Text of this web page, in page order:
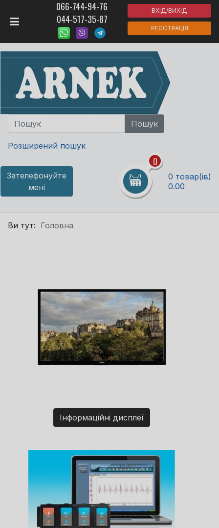
066-744-94-76
044-517-35-87
ВХІД/ВИХІД
РЕЄСТРАЦІЯ
Розширений пошук
Зателефонуйте
мені
0
0 товар(ів)
0.00
Ви тут: Головна
Інформаційні дисплеї